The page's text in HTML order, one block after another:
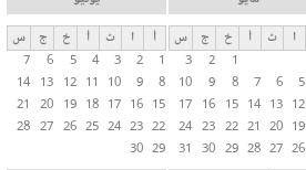
ا ث أ خ ج
س
1
2
3
5
6
7
8
9
10
12
13
14
15
16
17
19
20
21
22
23
24
26
27
28
29
30
31
أ ا ث أ خ ج
س
1
2
3
4
5
6
7
8
9
10
11
12
13
14
15
16
17
18
19
20
21
22
23
24
25
26
27
28
29
30